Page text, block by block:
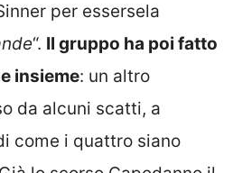
per essersela
“. Il gruppo ha poi fatto
insieme: un altro
da alcuni scatti, a
come i quattro siano